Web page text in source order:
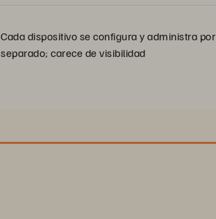
Cada dispositivo se configura y administra por
separado; carece de visibilidad